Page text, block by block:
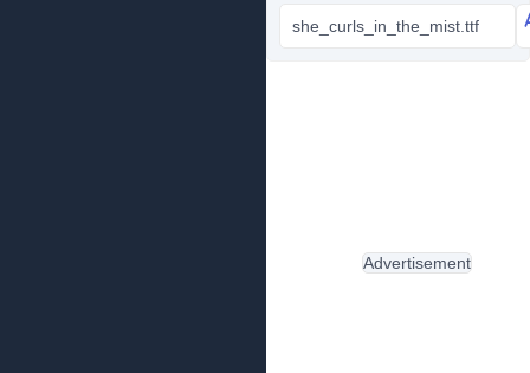
she_curls_in_the_mist.ttf
Advertisement